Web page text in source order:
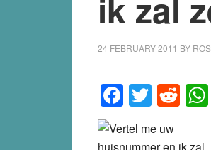
24 FEBRUARY 2011 BY